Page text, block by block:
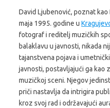
David Ljubenović, poznat
maja 1995. godine u
fotograf i reditelj muzičkih
balaklavu u javnosti, nikada
tajanstvena pojava i
javnosti, postavljajući ga kao
muzičkoj sceni. Njegov
priči nastavlja da intrigira
kroz svoj rad i održavajući